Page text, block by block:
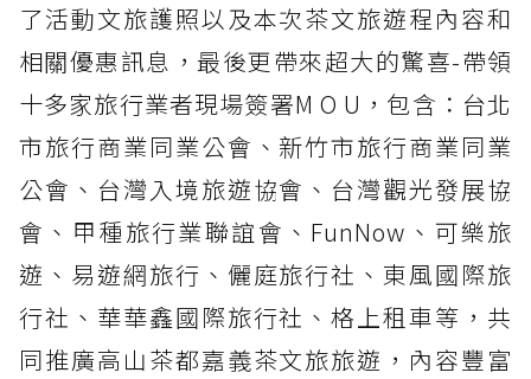
了活動文旅護照以及本次茶文旅遊程內容和
相關優惠訊息，最後更帶來超大的驚喜-帶領
十多家旅行業者現場簽署M O U，包含：台北
市旅行商業同業公會、新竹市旅行商業同業
公會、台灣入境旅遊協會、台灣觀光發展協
會、甲種旅行業聯誼會、FunNow、可樂旅
遊、易遊網旅行、儷庭旅行社、東風國際旅
行社、華華鑫國際旅行社、格上租車等，共
同推廣高山茶都嘉義茶文旅旅遊，內容豐富